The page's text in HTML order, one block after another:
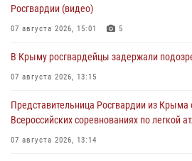
Росгвардии (видео)
07 августа 2026, 15:01 5
В Крыму росгвардейцы задержали
07 августа 2026, 13:15
Представительница Росгвардии из
Всероссийских соревнованиях по легкой
07 августа 2026, 13:14